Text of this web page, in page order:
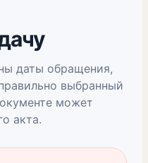
даты обращения,
выбранный
может
акта.